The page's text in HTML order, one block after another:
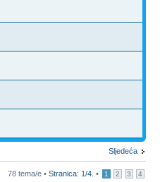
Sljedeća
78 tema/e • Stranica: 1/4 • 1 2 3 4